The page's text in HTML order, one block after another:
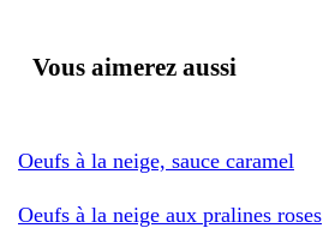
Vous aimerez aussi
Oeufs à la neige, sauce caramel
Oeufs à la neige aux pralines roses